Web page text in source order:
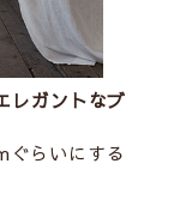
レガントなブ
ぐらいにする